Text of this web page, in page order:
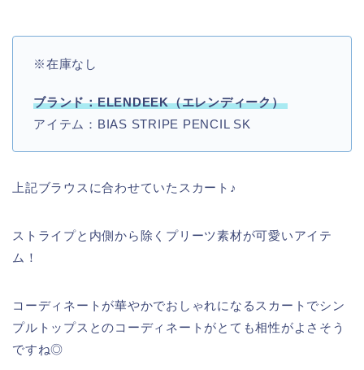
※在庫なし
ブランド：ELENDEEK（エレンディーク）
アイテム：BIAS STRIPE PENCIL SK
上記ブラウスに合わせていたスカート♪
ストライプと内側から除くプリーツ素材が可愛いアイテ
ム！
コーディネートが華やかでおしゃれになるスカートでシン
プルトップスとのコーディネートがとても相性がよさそう
ですね◎